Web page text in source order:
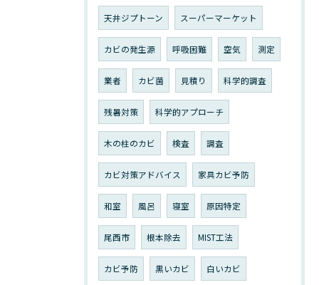
天井ジプトーン スーパーマーケット
カビの発生源 呼吸困難 空気 測定
業者 カビ菌 見積り 科学的調査
残暑対策 科学的アプローチ
木の柱のカビ 検査 調査
カビ対策アドバイス 家具カビ予防
和室 風呂 寝室 原因特定
尾西市 根本除去 MIST工法
カビ予防 黒いカビ 白いカビ